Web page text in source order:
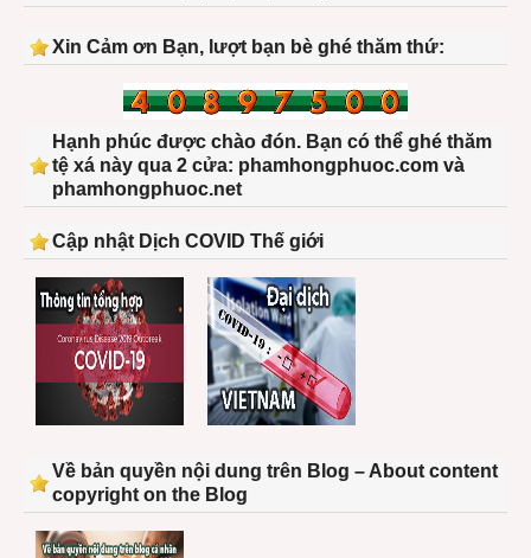
Xin Cảm ơn Bạn, lượt bạn bè ghé thăm thứ:
Hạnh phúc được chào đón. Bạn có thể ghé thăm
tệ xá này qua 2 cửa: phamhongphuoc.com và
phamhongphuoc.net
Cập nhật Dịch COVID Thế giới
Về bản quyền nội dung trên Blog – About content
copyright on the Blog